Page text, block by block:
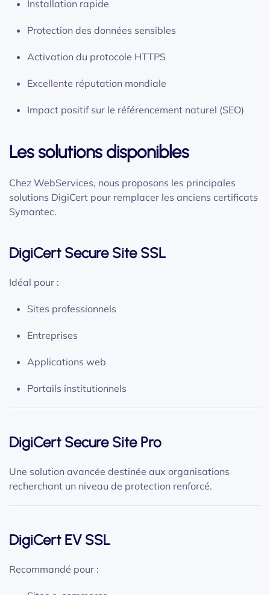
Installation rapide
Protection des données sensibles
Activation du protocole HTTPS
Excellente réputation mondiale
Impact positif sur le référencement naturel (SEO)
Les solutions disponibles
Chez WebServices, nous proposons les principales
solutions DigiCert pour remplacer les anciens certificats
Symantec.
DigiCert Secure Site SSL
Idéal pour :
Sites professionnels
Entreprises
Applications web
Portails institutionnels
DigiCert Secure Site Pro
Une solution avancée destinée aux organisations
recherchant un niveau de protection renforcé.
DigiCert EV SSL
Recommandé pour :